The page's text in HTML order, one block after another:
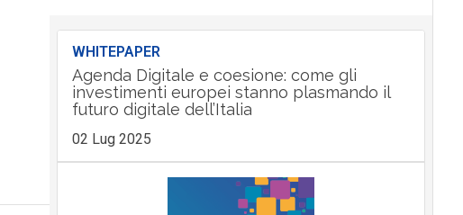
WHITEPAPER
Agenda Digitale e coesione: come gli
investimenti europei stanno plasmando il
futuro digitale dell’Italia
02 Lug 2025